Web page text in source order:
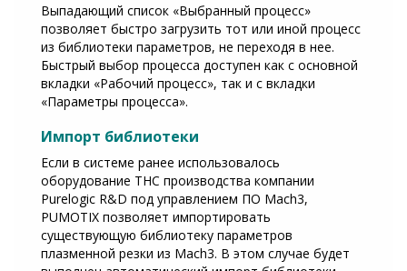
Выпадающий список «Выбранный процесс»
позволяет быстро загрузить тот или иной процесс
из библиотеки параметров, не переходя в нее.
Быстрый выбор процесса доступен как с основной
вкладки «Рабочий процесс», так и с вкладки
«Параметры процесса».
Импорт библиотеки
Если в системе ранее использовалось
оборудование ТНС производства компании
Purelogic R&D под управлением ПО Mach3,
PUMOTIX позволяет импортировать
существующую библиотеку параметров
плазменной резки из Mach3. В этом случае будет